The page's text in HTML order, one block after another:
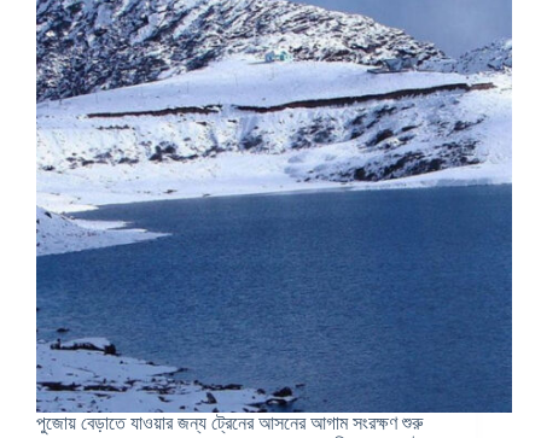
পুজোয় বেড়াতে যাওয়ার জন্য ট্রেনের আসনের আগাম সংরক্ষণ শুরু